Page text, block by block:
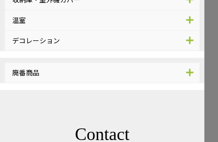
温室
デコレーション
廃番商品
Contact